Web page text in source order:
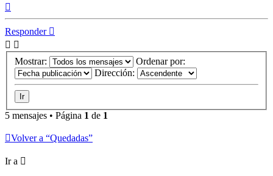
Responder
Mostrar:
Ordenar por:
Dirección:
5 mensajes • Página 1 de 1
Volver a “Quedadas”
Ir a